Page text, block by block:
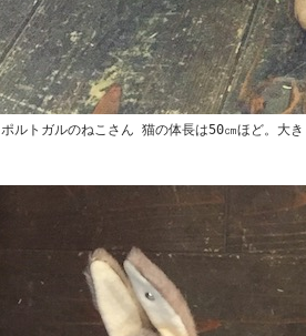
ポルトガルのねこさん 猫の体長は50㎝ほど。大